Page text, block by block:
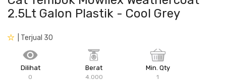
Plafon & Partisi
Aksesoris Dapur
Material Alam
Produk Pracetak
Sistem Elektrikal
Lampu & Listrik
2.5Lt Galon Plastik - Cool Grey
| Terjual 30
Dilihat
0
Berat
4.000
Min. Qty
1